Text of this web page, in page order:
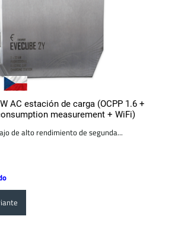
AC estación de carga (OCPP 1.6 +
measurement + WiFi)
de alto rendimiento de segunda...